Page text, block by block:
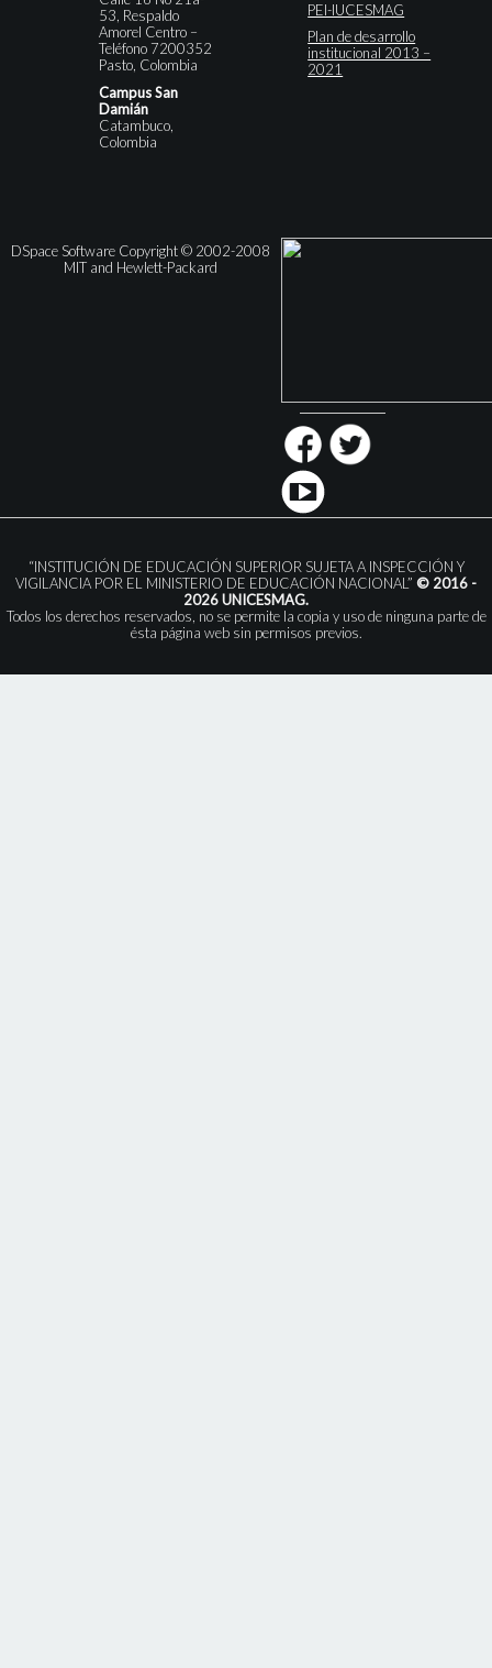
53, Respaldo
Amorel Centro –
Teléfono 7200352
Pasto, Colombia
Campus San
Damián
Catambuco,
Colombia
PEI-IUCESMAG
Plan de desarrollo
institucional 2013 –
2021
DSpace Software Copyright © 2002-2008
MIT and Hewlett-Packard
“INSTITUCIÓN DE EDUCACIÓN SUPERIOR SUJETA A INSPECCIÓN Y
VIGILANCIA POR EL MINISTERIO DE EDUCACIÓN NACIONAL” © 2016 -
2026 UNICESMAG.
Todos los derechos reservados, no se permite la copia y uso de ninguna parte de
ésta página web sin permisos previos.